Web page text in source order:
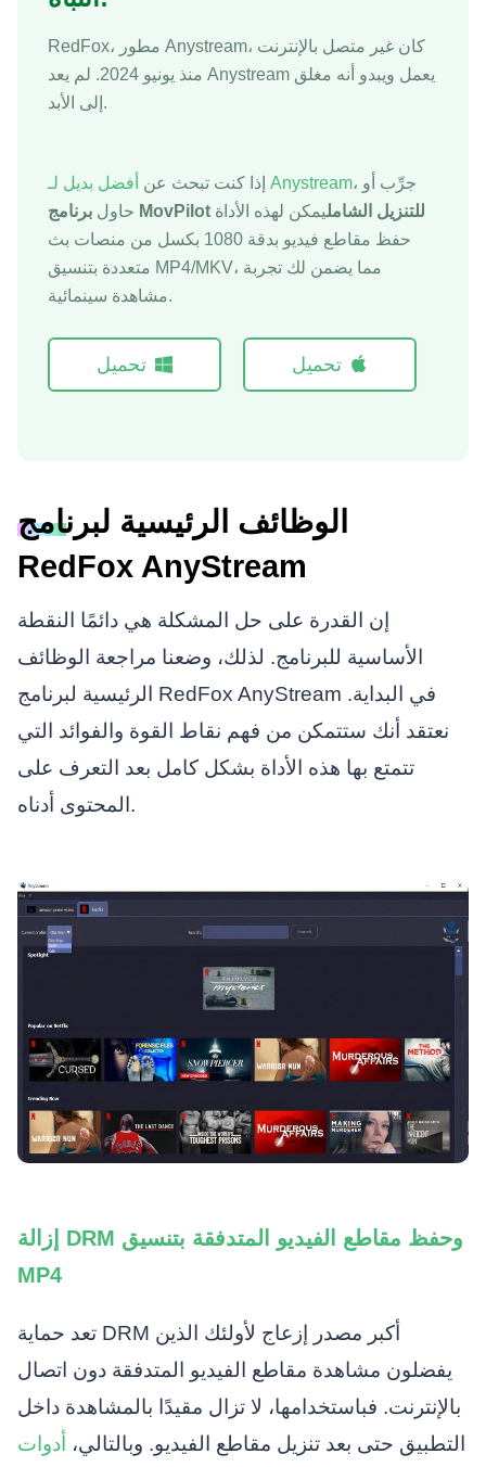
RedFox، مطور Anystream، كان غير متصل بالإنترنت
منذ يونيو 2024. لم يعد Anystream يعمل ويبدو أنه مغلق
إلى الأبد.
إذا كنت تبحث عن أفضل بديل لـ Anystream، جرِّب أو
حاول
برنامج MovPilot للتنزيل الشامليمكن لهذه الأداة
حفظ مقاطع فيديو بدقة 1080 بكسل من منصات بث
متعددة بتنسيق MP4/MKV، مما يضمن لك تجربة
مشاهدة سينمائية.
تحميل تحميل
الوظائف الرئيسية لبرنامج
RedFox AnyStream
إن القدرة على حل المشكلة هي دائمًا النقطة
الأساسية للبرنامج. لذلك، وضعنا مراجعة الوظائف
الرئيسية لبرنامج RedFox AnyStream في البداية.
نعتقد أنك ستتمكن من فهم نقاط القوة والفوائد التي
تتمتع بها هذه الأداة بشكل كامل بعد التعرف على
المحتوى أدناه.
إزالة DRM وحفظ مقاطع الفيديو المتدفقة بتنسيق
MP4
تعد حماية DRM أكبر مصدر إزعاج لأولئك الذين
يفضلون مشاهدة مقاطع الفيديو المتدفقة دون اتصال
بالإنترنت. فباستخدامها، لا تزال مقيدًا بالمشاهدة داخل
التطبيق حتى بعد تنزيل مقاطع الفيديو. وبالتالي، أدوات